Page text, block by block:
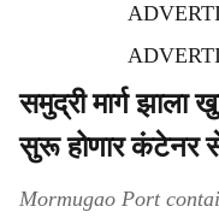
समुद्री मार्ग झाला
सुरू होणार कंटेनर
Mormugao Port